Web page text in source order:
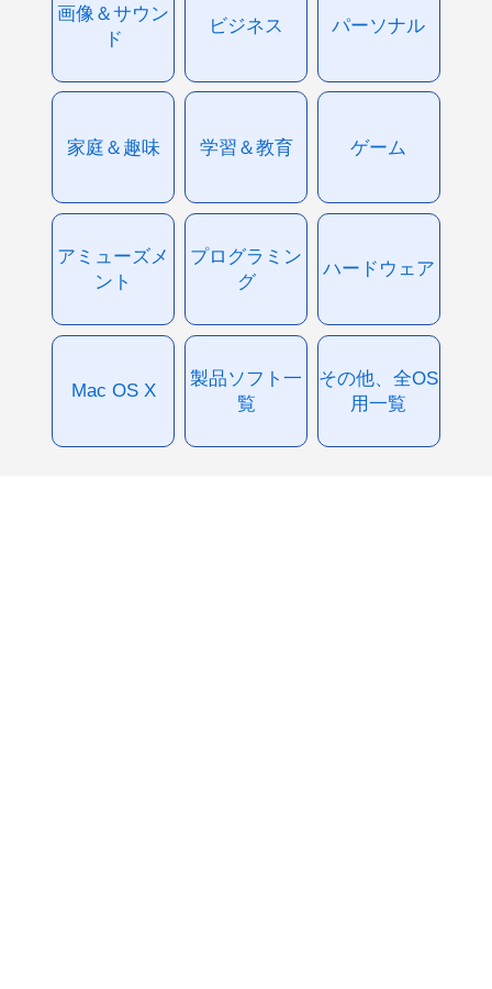
画像＆サウン
ド
ビジネス パーソナル
家庭＆趣味 学習＆教育 ゲーム
アミューズメ
ント
プログラミン
グ
ハードウェア
Mac OS X
製品ソフト一
覧
その他、全OS
用一覧